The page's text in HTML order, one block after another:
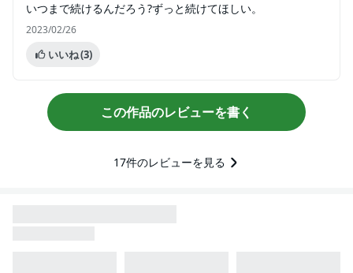
いつまで続けるんだろう?ずっと続けてほしい。
2023/02/26
いいね(3)
この作品のレビューを書く
17件のレビューを見る